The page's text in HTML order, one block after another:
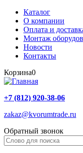
Каталог
О компании
Оплата и
Монтаж
Новости
Контакты
Корзина0
+7 (812) 920-38-06
zakaz@kvorumtrade.ru
Обратный звонок